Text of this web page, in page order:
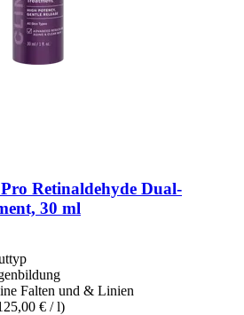
Pro Retinaldehyde Dual-​
30 ml
Falten und & Linien
€ / l)